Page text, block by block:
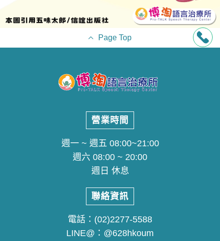
Page Top
營業時間
週一 ~ 週五 08:00~21:00
週六 08:00 ~ 20:00
週日 休息
聯絡資訊
電話： (02)2277-5588
LINE@： @628hkoum